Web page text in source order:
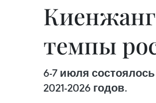
темпы
6-7 июля
2021-2026 годов.